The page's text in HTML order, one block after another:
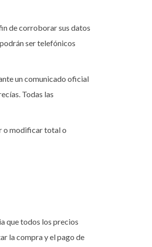
de corroborar sus datos
ser telefónicos
un comunicado oficial
Todas las
o modificar total o
que todos los precios
la compra y el pago de